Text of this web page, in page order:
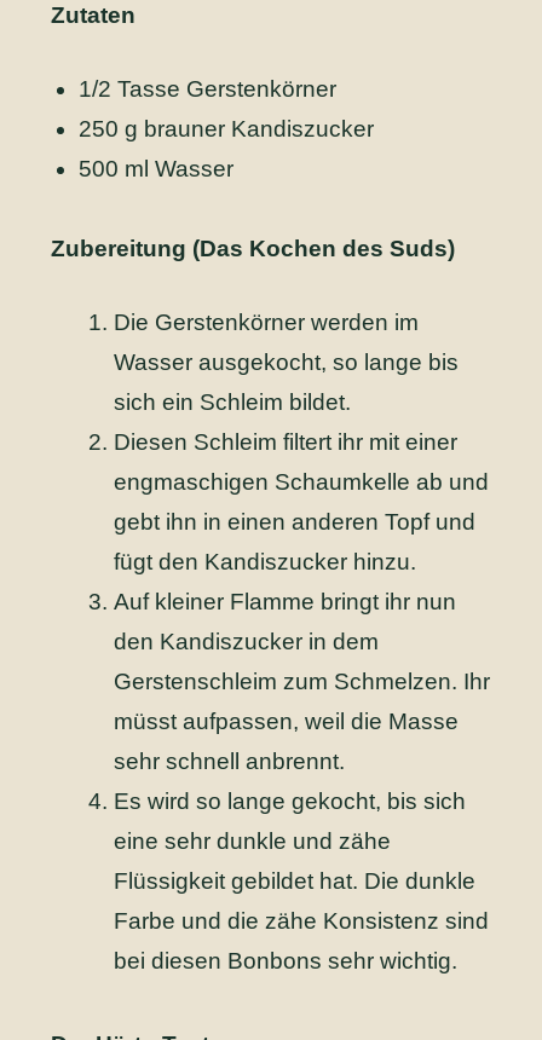
Zutaten
1/2 Tasse Gerstenkörner
250 g brauner Kandiszucker
500 ml Wasser
Zubereitung (Das Kochen des Suds)
Die Gerstenkörner werden im
Wasser ausgekocht, so lange bis
sich ein Schleim bildet.
Diesen Schleim filtert ihr mit einer
engmaschigen Schaumkelle ab und
gebt ihn in einen anderen Topf und
fügt den Kandiszucker hinzu.
Auf kleiner Flamme bringt ihr nun
den Kandiszucker in dem
Gerstenschleim zum Schmelzen. Ihr
müsst aufpassen, weil die Masse
sehr schnell anbrennt.
Es wird so lange gekocht, bis sich
eine sehr dunkle und zähe
Flüssigkeit gebildet hat. Die dunkle
Farbe und die zähe Konsistenz sind
bei diesen Bonbons sehr wichtig.